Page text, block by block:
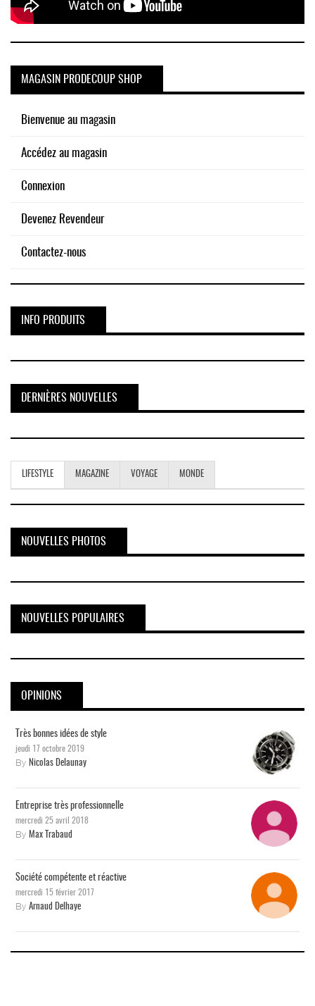
MAGASIN PRODECOUP SHOP
Bienvenue au magasin
Accédez au magasin
Connexion
Devenez Revendeur
Contactez-nous
INFO PRODUITS
DERNIÈRES NOUVELLES
LIFESTYLE MAGAZINE VOYAGE MONDE
NOUVELLES PHOTOS
NOUVELLES POPULAIRES
OPINIONS
Très bonnes idées de style
jeudi 17 octobre 2019
By Nicolas Delaunay
Entreprise très professionnelle
mercredi 25 avril 2018
By Max Trabaud
Société compétente et réactive
mercredi 15 février 2017
By Arnaud Delhaye